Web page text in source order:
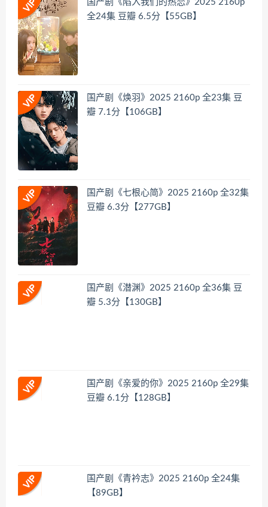
国产剧《陷入我们的热恋》2025 2160p
全24集 豆瓣 6.5分【55GB】
国产剧《焕羽》2025 2160p 全23集 豆
瓣 7.1分【106GB】
国产剧《七根心简》2025 2160p 全32集
豆瓣 6.3分【277GB】
国产剧《潜渊》2025 2160p 全36集 豆
瓣 5.3分【130GB】
国产剧《亲爱的你》2025 2160p 全29集
豆瓣 6.1分【128GB】
国产剧《青衿志》2025 2160p 全24集
【89GB】